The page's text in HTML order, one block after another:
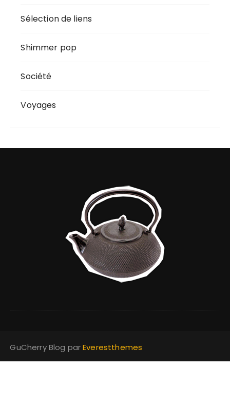
Sélection de liens
Shimmer pop
Société
Voyages
GuCherry Blog parEverestthemes